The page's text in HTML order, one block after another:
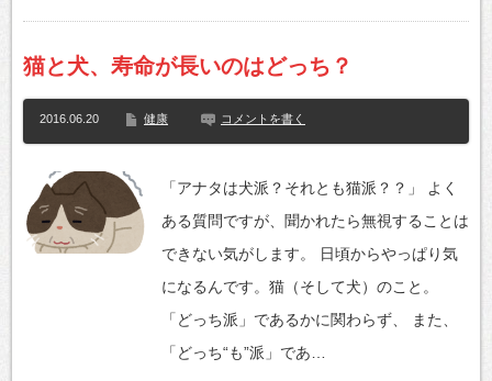
猫と犬、寿命が長いのはどっち？
2016.06.20 健康 コメントを書く
「アナタは犬派？それとも猫派？？」 よく
ある質問ですが、聞かれたら無視することは
できない気がします。 日頃からやっぱり気
になるんです。猫（そして犬）のこと。
「どっち派」であるかに関わらず、 また、
「どっち“も”派」であ…